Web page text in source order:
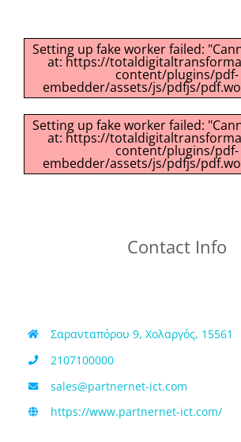
Setting up fake worker failed:
at: https://
content/plugins/pdf-
embedder/assets/js/pdfjs/
Setting up fake worker failed:
at: https://
content/plugins/pdf-
embedder/assets/js/pdfjs/
Contact Info
Σαρανταπόρου 9, Χολαργός, 15561
2107100000
sales@partnernet-ict.com
https://www.partnernet-ict.com/